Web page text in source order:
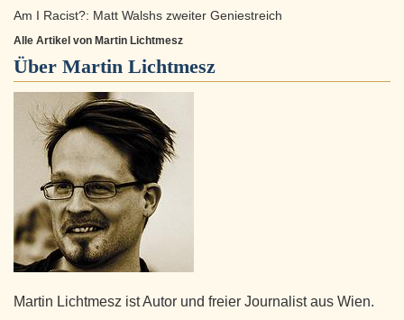
Am I Racist?: Matt Walshs zweiter Geniestreich
Alle Artikel von Martin Lichtmesz
Über Martin Lichtmesz
Martin Lichtmesz ist Autor und freier Journalist aus Wien.